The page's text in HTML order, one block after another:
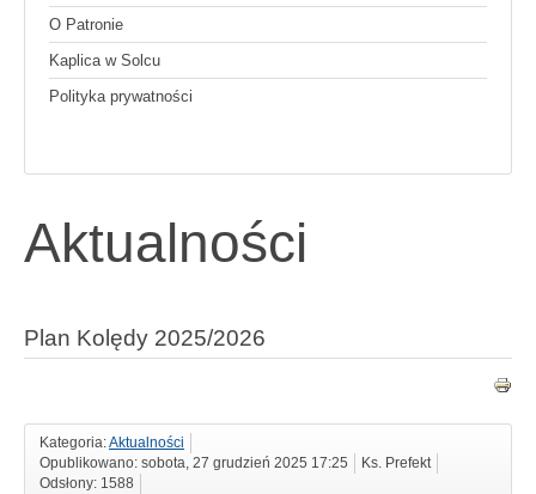
O Patronie
Kaplica w Solcu
Polityka prywatności
Aktualności
Plan Kolędy 2025/2026
Kategoria:Aktualności
Opublikowano: sobota, 27 grudzień 2025 17:25
Ks. Prefekt
Odsłony: 1588